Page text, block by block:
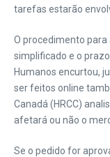
tarefas estarão
O procedimento para
simplificado e o
Humanos encurtou,
ser feitos online
Canadá (HRCC)
afetará ou não o
Se o pedido for